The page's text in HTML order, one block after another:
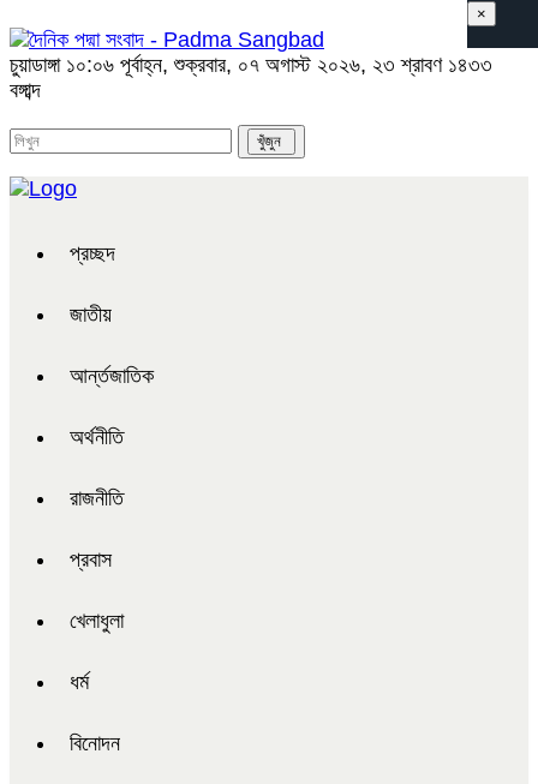
চুয়াডাঙ্গা ১০:০৬ পূর্বাহ্ন, শুক্রবার, ০৭ অগাস্ট ২০২৬, ২৩ শ্রাবণ ১৪৩৩
বঙ্গাব্দ
প্রচ্ছদ
জাতীয়
আর্ন্তজাতিক
অর্থনীতি
রাজনীতি
প্রবাস
খেলাধুলা
ধর্ম
বিনোদন
×